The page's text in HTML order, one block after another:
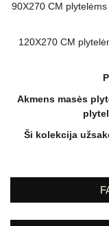
90X270 CM
120X270 CM
Akmens masės
Ši kolekcija